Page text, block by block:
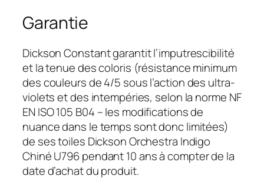
Garantie
Dickson Constant garantit l’imputrescibilité
et la tenue des coloris (résistance minimum
des couleurs de 4/5 sous l’action des ultra-
violets et des intempéries, selon la norme NF
EN ISO 105 B04 – les modifications de
nuance dans le temps sont donc limitées)
de ses toiles Dickson Orchestra Indigo
Chiné U796 pendant 10 ans à compter de la
date d’achat du produit.